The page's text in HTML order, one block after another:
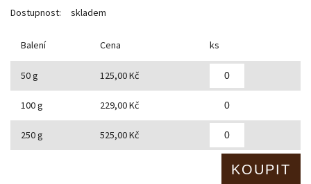
Dostupnost: skladem
Balení Cena ks
50 g 125,00 Kč
100 g 229,00 Kč
250 g 525,00 Kč